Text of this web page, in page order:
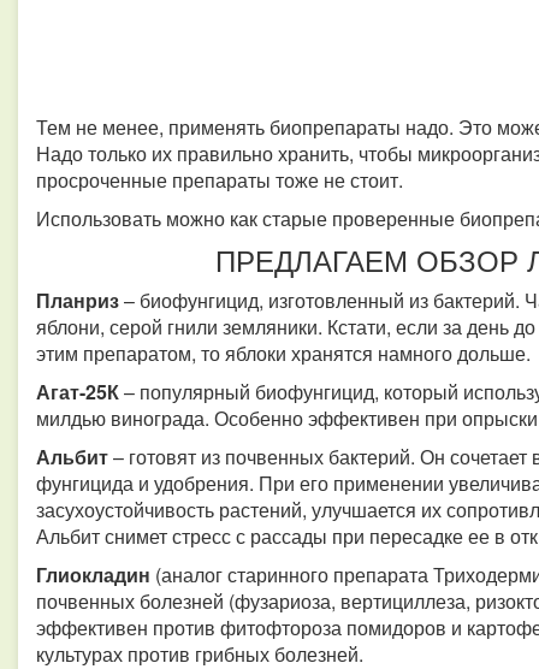
Тем не менее, применять биопрепараты надо. Это
Надо только их правильно хранить, чтобы
просроченные препараты тоже не стоит.
Использовать можно как старые проверенные
ПРЕДЛАГАЕМ ОБЗОР
Планриз– биофунгицид, изготовленный из бактерий.
яблони, серой гнили земляники. Кстати, если за день
этим препаратом, то яблоки хранятся намного дольше.
Агат-25К– популярный биофунгицид, который
милдью винограда. Особенно эффективен при
Альбит– готовят из почвенных бактерий. Он
фунгицида и удобрения. При его применении
засухоустойчивость растений, улучшается их
Альбит снимет стресс с рассады при пересадке ее в
Глиокладин (аналог старинного препарата
почвенных болезней (фузариоза, вертициллеза,
эффективен против фитофтороза помидоров и
культурах против грибных болезней.